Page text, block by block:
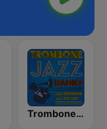
Trombone Jazz Radio